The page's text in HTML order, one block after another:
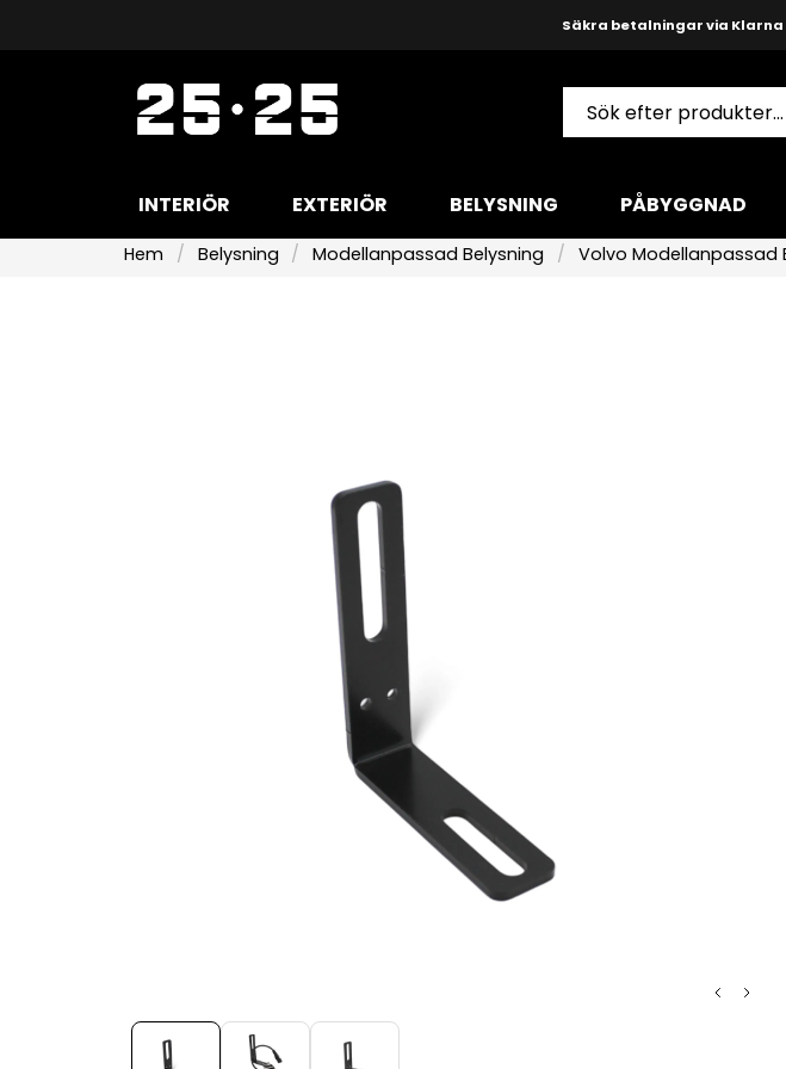
Snabba leveranser med DHL
Produktkunnig och hjälpsam
INTERIÖR EXTERIÖR BELYSNING PÅBYGGNAD
Hem Belysning Modellanpassad Belysning Volvo Modellanpassad